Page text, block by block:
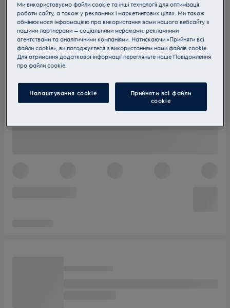
Ми використовуємо файли cookie та інші технології для оптимізації
роботи сайту, а також у рекламних і маркетингових цілях. Ми також
обмінюємося інформацією про використання вами нашого вебсайту з
нашими партнерами — соціальними мережами, рекламними
агентствами та аналітичними компаніями. Натискаючи «Прийняти всі
файли cookie», ви погоджуєтеся з використанням нами файлів cookie.
Для отримання додаткової інформації перегляньте наше Пoвідомлення
прo файли cookie.
Налаштування cookie
Прийняти всі файли
сookie